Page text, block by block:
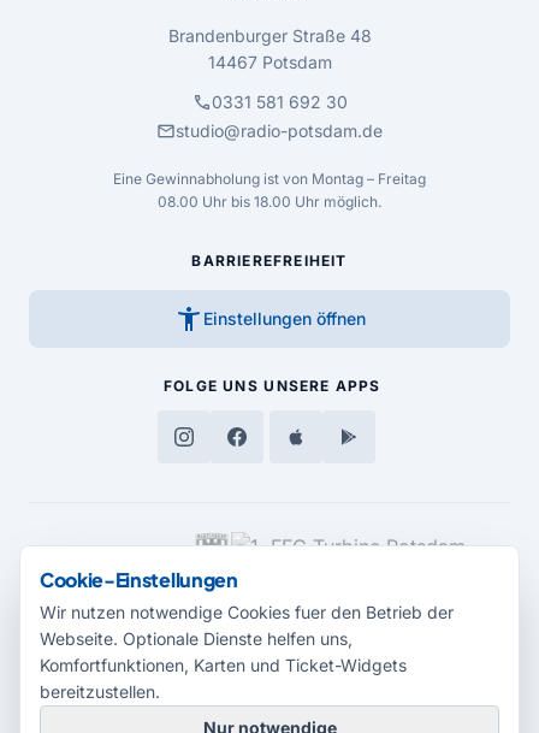
Brandenburger Straße 48
14467 Potsdam
call0331 581 692 30
mailstudio@radio-potsdam.de
Eine Gewinnabholung ist von Montag – Freitag
08.00 Uhr bis 18.00 Uhr möglich.
BARRIEREFREIHEIT
accessibility_new Einstellungen öffnen
FOLGE UNS UNSERE APPS
MEDIENPARTNER
Cookie-Einstellungen
Wir nutzen notwendige Cookies fuer den Betrieb der
Webseite. Optionale Dienste helfen uns,
Komfortfunktionen, Karten und Ticket-Widgets
bereitzustellen.
Nur notwendige